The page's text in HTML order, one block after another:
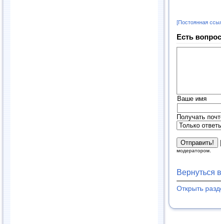
[Постоянная
Есть
Ваше имя
Получать
модератором.
Вернуться
Открыть